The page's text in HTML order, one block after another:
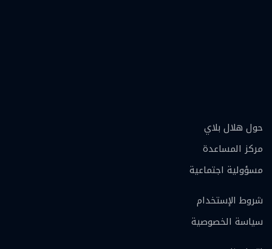
حول هلال بلاي
مركز المساعدة
مسؤولية اجتماعية
شروط الإستخدام
سياسة الخصوصية